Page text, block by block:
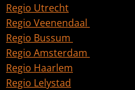
Regio Utrecht
Regio Veenendaal
Regio Bussum
Regio Amsterdam
Regio Haarlem
Regio Lelystad